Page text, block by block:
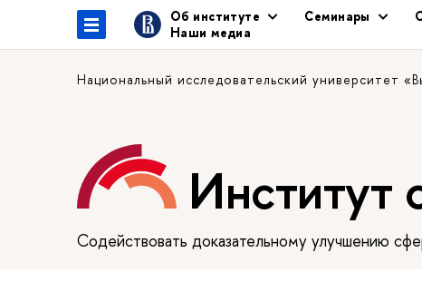
Об институте Семинары
Наши медиа
Национальный исследовательский университет
Институт
Содействовать доказательному улучшению